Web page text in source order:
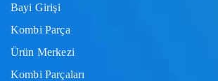
Bayi Girişi
Kombi Parça
Ürün Merkezi
Kombi Parçaları